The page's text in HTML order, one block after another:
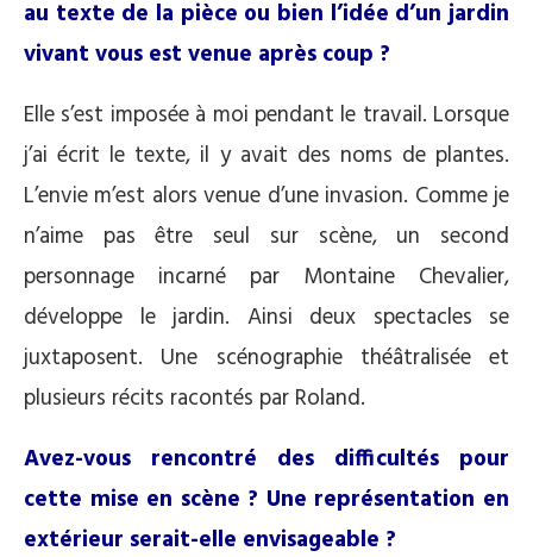
au texte de la pièce ou bien l’idée d’un jardin
vivant vous est venue après coup ?
Elle s’est imposée à moi pendant le travail. Lorsque
j’ai écrit le texte, il y avait des noms de plantes.
L’envie m’est alors venue d’une invasion. Comme je
n’aime pas être seul sur scène, un second
personnage incarné par Montaine Chevalier,
développe le jardin. Ainsi deux spectacles se
juxtaposent. Une scénographie théâtralisée et
plusieurs récits racontés par Roland.
Avez-vous rencontré des difficultés pour
cette mise en scène ? Une représentation en
extérieur serait-elle envisageable ?